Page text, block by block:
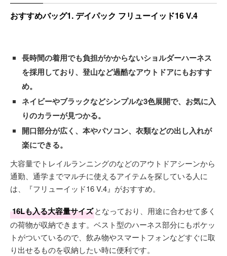
おすすめバッグ1. デイパック フリューイッド16 V.4
長時間の着用でも負担がかからないショルダーハーネス
を採用しており、登山など過酷なアウトドアにもおすす
め。
ネイビーやブラックなどシンプルな3色展開で、お気に入
りのカラーが見つかる。
開口部分が広く、本やパソコン、衣類などの出し入れが
楽にできる。
大容量でトレイルランニングのなどのアウトドアシーンから
通勤、通学までマルチに使えるアイテムを探している人に
は、『フリューイッド16 V.4』がおすすめ。
16Lも入る大容量サイズとなっており、用途に合わせて多く
の荷物が収納できます。ベスト型のハーネス部分にもポケッ
トがついているので、飲み物やスマートフォンなどすぐに取
り出せるものを収納したい時に便利です。